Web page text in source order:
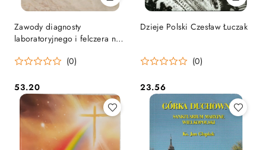
Zawody diagnosty
laboratoryjnego i felczera na
(0)
Cena:
53.20
Dzieje Polski Czesław Łuczak
(0)
Cena:
23.56